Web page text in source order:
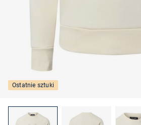
Ostatnie sztuki